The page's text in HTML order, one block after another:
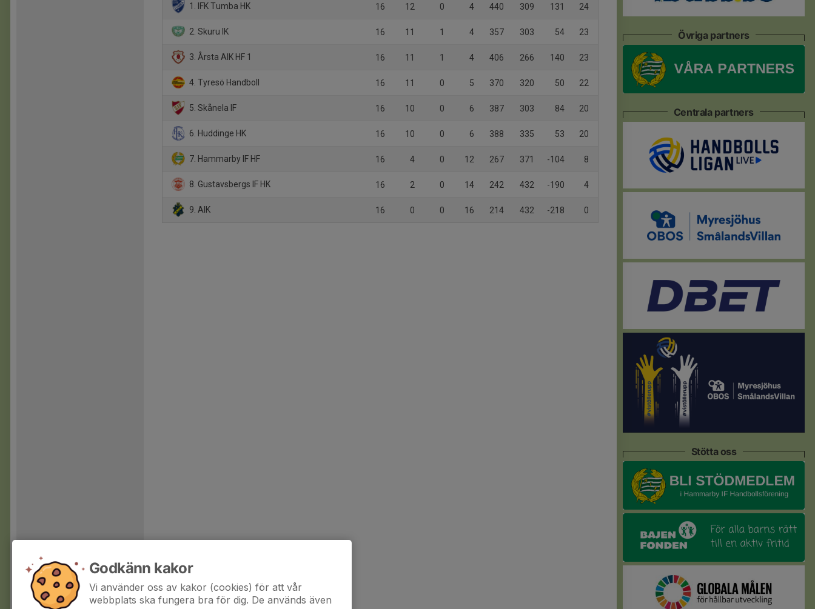
1. IFK Tumba HK 16 12 0 4 440 309 131 24
2. Skuru IK 16 11 1 4 357 303 54 23
3. Årsta AIK HF 1 16 11 1 4 406 266 140 23
4. Tyresö Handboll 16 11 0 5 370 320 50 22
5. Skånela IF 16 10 0 6 387 303 84 20
6. Huddinge HK 16 10 0 6 388 335 53 20
7. Hammarby IF HF 16 4 0 12 267 371 -104 8
8. Gustavsbergs IF HK 16 2 0 14 242 432 -190 4
9. AIK 16 0 0 16 214 432 -218 0
Övriga partners
Centrala partners
Stötta oss
Godkänn kakor
Vi använder oss av kakor (cookies) för att vår
webbplats ska fungera bra för dig. De används även